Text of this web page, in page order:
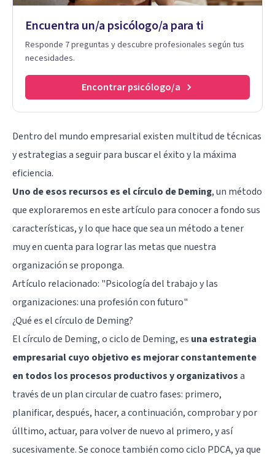
Encuentra un/a psicólogo/a para ti
Responde 7 preguntas y descubre profesionales según tus
necesidades.
Encontrar psicólogo/a
Dentro del mundo empresarial existen multitud de técnicas
y estrategias a seguir para buscar el éxito y la máxima
eficiencia.
Uno de esos recursos es el círculo de Deming, un método
que exploraremos en este artículo para conocer a fondo sus
características, y lo que hace que sea un método a tener
muy en cuenta para lograr las metas que nuestra
organización se proponga.
Artículo relacionado: "Psicología del trabajo y las
organizaciones: una profesión con futuro"
¿Qué es el círculo de Deming?
El círculo de Deming, o ciclo de Deming, es una estrategia
empresarial cuyo objetivo es mejorar constantemente
en todos los procesos productivos y organizativosa
través de un plan circular de cuatro fases: primero,
planificar, después, hacer, a continuación, comprobar y por
úlltimo, actuar, para volver de nuevo al primero, y así
sucesivamente. Se conoce también como ciclo PDCA, ya que